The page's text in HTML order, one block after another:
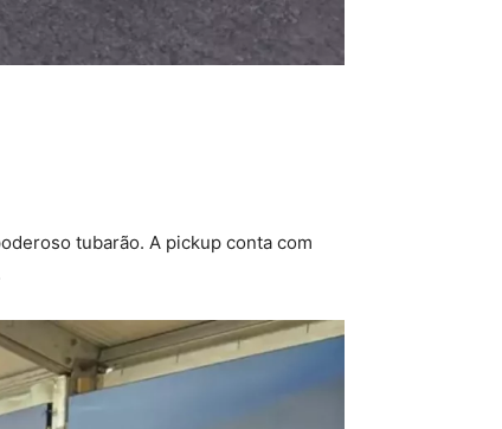
tubarão. A pickup conta com